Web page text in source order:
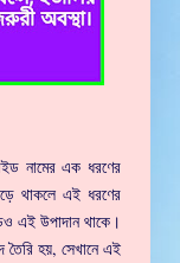
নামের এক ধরণের
থাকলে এই ধরণের
এই উপাদান থাকে।
তৈরি হয়, সেখানে এই